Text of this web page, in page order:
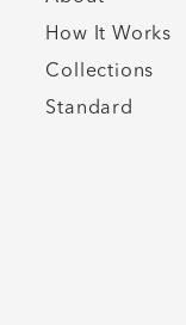
How It Works
Collections
Standard